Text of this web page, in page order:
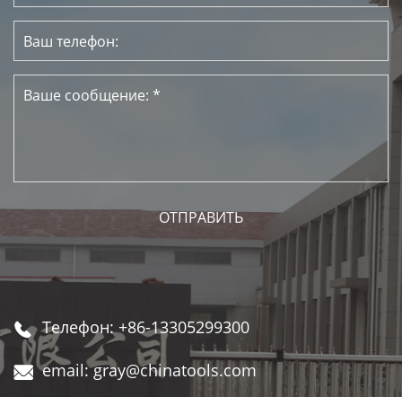
 Телефон: +86-13305299300
 email: gray@chinatools.com